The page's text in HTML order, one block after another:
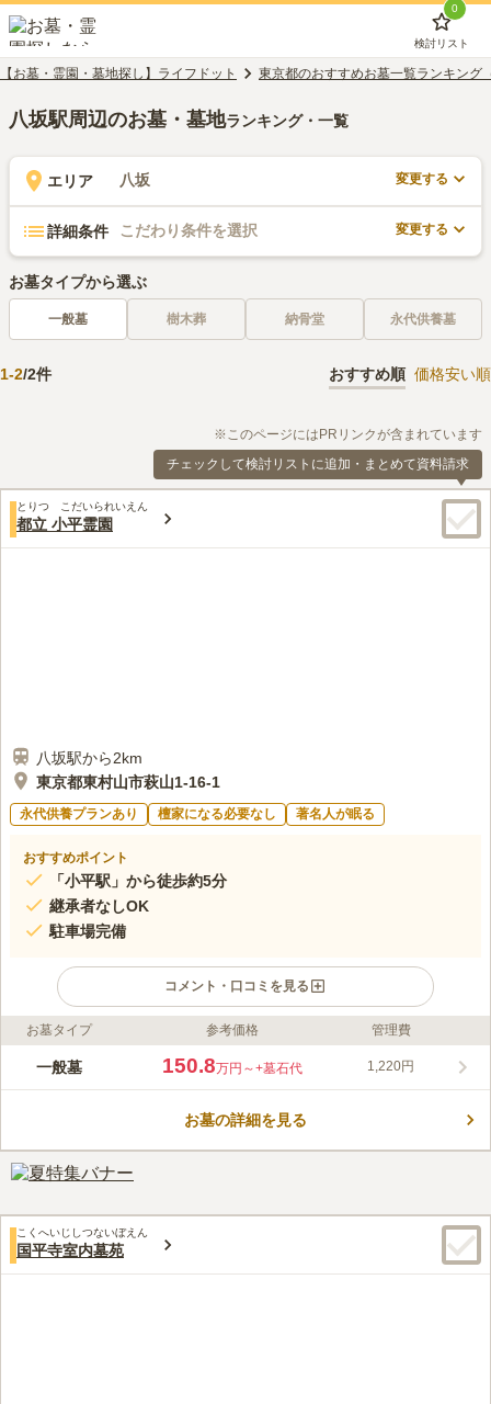
0
検討リスト
【お墓・霊園・墓地探し】ライフドット 東京都のおすすめお墓一覧ランキング
八坂駅周辺のお墓・墓地ランキング・一覧
エリア 八坂 変更する
詳細条件 こだわり条件を選択 変更する
お墓タイプから選ぶ
一般墓 樹木葬 納骨堂 永代供養墓
1-2/2件 おすすめ順 価格安い順
※このページにはPRリンクが含まれています
チェックして検討リストに追加・まとめて資料請求
とりつ こだいられいえん
都立 小平霊園
八坂駅から2km
東京都東村山市萩山1-16-1
永代供養プランあり 檀家になる必要なし 著名人が眠る
おすすめポイント
「小平駅」から徒歩約5分
継承者なしOK
駐車場完備
コメント・口コミを見る
ライフドット編集部のコメント
都立 小平霊園は、東村山市萩山にある宗旨・宗派自由の霊園で
ります。 昔ながらのお墓や近代的なお墓が数多く立ち並んでい
の流れにいち早く対応している霊園と言えます。 この霊園の園
路には、ケヤキやさくら、三本松などが植えられ、緑あふれる街
林や草地になっており、一面に緑が広がっています。 小平霊園
は非常に緑豊かで気持ちの良い雰囲気の霊園です。 お参りに来
ている人も多いですが、付近の方の散歩コースにもなっているよ
口コミ評価
50代男性
霊園近くや霊園内に売店はあるが、利用したことは過去に一度ほ
どしかない。お花やお供え物は、あらかじめ自宅近くなど別の店にて購入
し参拝している。
お墓タイプ 参考価格 管理費
一般墓 150.8万円～+墓石代 1,220円
お墓の詳細を見る
こくへいじしつないぼえん
国平寺室内墓苑